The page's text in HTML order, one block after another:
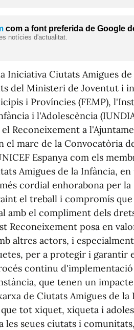
com a font preferida de Google
notícies d'actualitat.
Iniciativa Ciutats Amigues
del Ministeri de Joventut i
i Províncies (FEMP),
i l'Adolescència
Reconeixement a
el marc de la Convocatòria
Espanya com els
Amigues de la Infància,
cordial enhorabona per la
el treball i compromís
amb el compliment dels
Reconeixement posa en
altres actors, i
per a protegir i garantir
continu
que tenen un
de Ciutats Amigues de
tot xiquet, xiqueta i
les seues ciutats i